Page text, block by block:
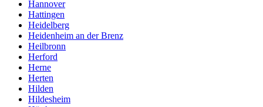
Hannover
Hattingen
Heidelberg
Heidenheim an der Brenz
Heilbronn
Herford
Herne
Herten
Hilden
Hildesheim